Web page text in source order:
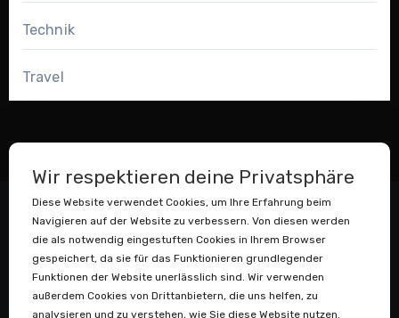
Technik
Travel
Wir respektieren deine Privatsphäre
Diese Website verwendet Cookies, um Ihre Erfahrung beim
Navigieren auf der Website zu verbessern. Von diesen werden
die als notwendig eingestuften Cookies in Ihrem Browser
gespeichert, da sie für das Funktionieren grundlegender
Funktionen der Website unerlässlich sind. Wir verwenden
außerdem Cookies von Drittanbietern, die uns helfen, zu
analysieren und zu verstehen, wie Sie diese Website nutzen.